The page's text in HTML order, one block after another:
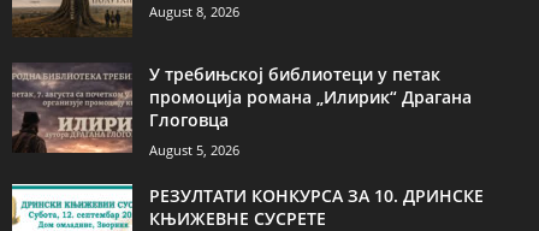
August 8, 2026
У требињској библиотеци у петак
промоција романа „Илирик“ Драгана
Глоговца
August 5, 2026
РЕЗУЛТАТИ КОНКУРСА ЗА 10. ДРИНСКЕ
КЊИЖЕВНЕ СУСРЕТЕ